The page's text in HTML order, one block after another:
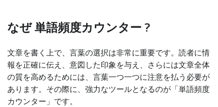
なぜ 単語頻度カウンター ?
文章を書く上で、言葉の選択は非常に重要です。読者に情
報を正確に伝え、意図した印象を与え、さらには文章全体
の質を高めるためには、言葉一つ一つに注意を払う必要が
あります。その際に、強力なツールとなるのが「単語頻度
カウンター」です。